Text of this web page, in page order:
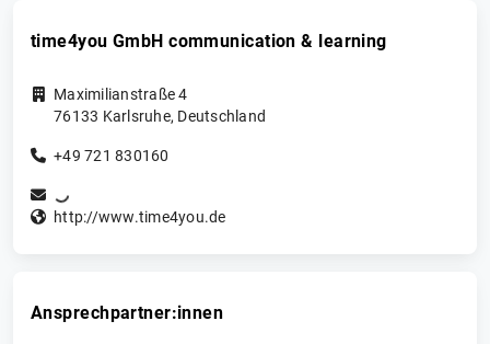
time4you GmbH communication & learning
Maximilianstraße 4
76133 Karlsruhe, Deutschland
+49 721 830160
http://www.time4you.de
Ansprechpartner:innen